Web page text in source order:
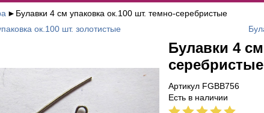
► Булавки 4 см упаковка ок.100 шт. темно-серебристые
ок.100 шт. золотистые
Булавки 4
серебристые
Артикул FGBB756
Есть в наличии